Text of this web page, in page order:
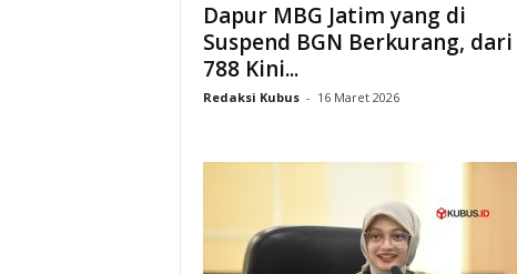
Dapur MBG Jatim yang di
Suspend BGN Berkurang, dari
788 Kini...
Redaksi Kubus - 16 Maret 2026